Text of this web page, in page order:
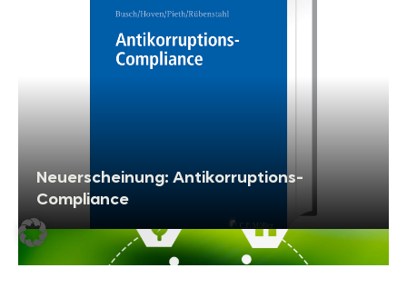
Neuerscheinung: Antikorruptions-
Compliance